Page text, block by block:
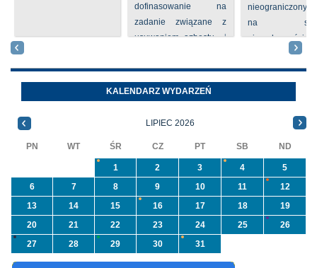
dofinasowanie na
zadanie związane z
usuwaniem azbestu i
azbest w ramach
programu
priorytetowego
nieograniczony
na
nieruchomości nr
Oleszycach
Orzeszkowej.
informacji ...
KALENDARZ WYDARZEŃ
LIPIEC 2026
PN WT ŚR CZ PT SB ND
1 2 3 4
5
6
7 8 9 10 11
12
13
14 15 16 17 18
19
20
21 22 23 24 25
26
27
28 29 30 31